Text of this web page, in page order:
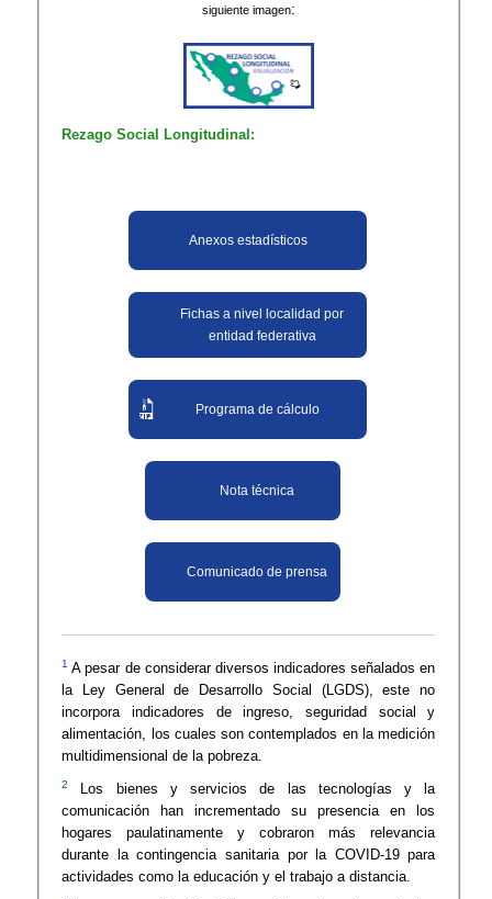
siguiente imagen:
Rezago Social Longitudinal:
Anexos estadísticos
Fichas a nivel localidad por
entidad federativa
Programa de cálculo
Nota técnica
Comunicado de prensa
1 A pesar de considerar diversos indicadores señalados en
la Ley General de Desarrollo Social (LGDS), este no
incorpora indicadores de ingreso, seguridad social y
alimentación, los cuales son contemplados en la medición
multidimensional de la pobreza.
2
Los bienes y servicios de las tecnologías y la
comunicación han incrementado su presencia en los
hogares paulatinamente y cobraron más relevancia
durante la contingencia sanitaria por la COVID-19 para
actividades como la educación y el trabajo a distancia.